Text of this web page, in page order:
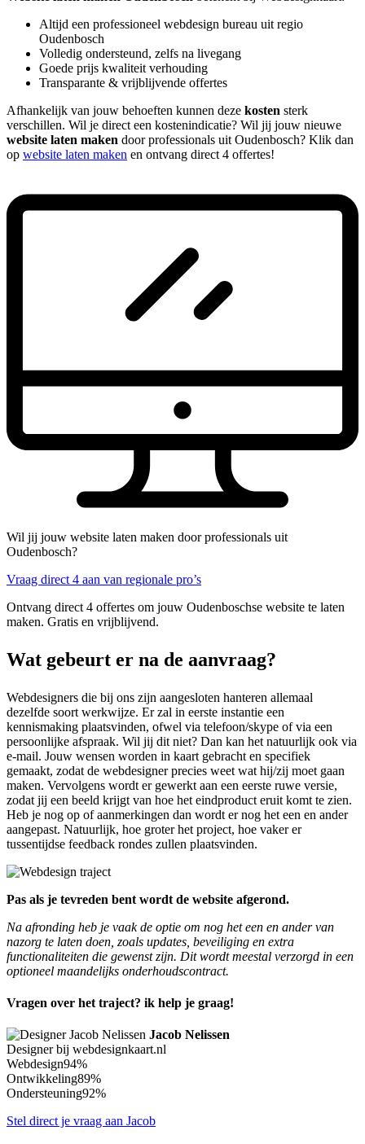
Altijd een professioneel webdesign bureau uit regio
Oudenbosch
Volledig ondersteund, zelfs na livegang
Goede prijs kwaliteit verhouding
Transparante & vrijblijvende offertes
Afhankelijk van jouw behoeften kunnen deze kosten sterk
verschillen. Wil je direct een kostenindicatie? Wil jij jouw nieuwe
website laten maken door professionals uit Oudenbosch? Klik dan
op website laten maken en ontvang direct 4 offertes!
Wil jij jouw website laten maken door professionals uit
Oudenbosch?
Vraag direct 4 aan van regionale pro’s
Ontvang direct 4 offertes om jouw Oudenboschse website te laten
maken. Gratis en vrijblijvend.
Wat gebeurt er na de aanvraag?
Webdesigners die bij ons zijn aangesloten hanteren allemaal
dezelfde soort werkwijze. Er zal in eerste instantie een
kennismaking plaatsvinden, ofwel via telefoon/skype of via een
persoonlijke afspraak. Wil jij dit niet? Dan kan het natuurlijk ook via
e-mail. Jouw wensen worden in kaart gebracht en specifiek
gemaakt, zodat de webdesigner precies weet wat hij/zij moet gaan
maken. Vervolgens wordt er gewerkt aan een eerste ruwe versie,
zodat jij een beeld krijgt van hoe het eindproduct eruit komt te zien.
Heb je nog op of aanmerkingen dan wordt er nog het een en ander
aangepast. Natuurlijk, hoe groter het project, hoe vaker er
tussentijdse feedback rondes zullen plaatsvinden.
Pas als je tevreden bent wordt de website afgerond.
Na afronding heb je vaak de optie om nog het een en ander van
nazorg te laten doen, zoals updates, beveiliging en extra
functionaliteiten die gewenst zijn. Dit wordt meestal verzorgd in een
optioneel maandelijks onderhoudscontract.
Vragen over het traject? ik help je graag!
Jacob Nelissen
Designer bij webdesignkaart.nl
Webdesign94%
Ontwikkeling89%
Ondersteuning92%
Stel direct je vraag aan Jacob